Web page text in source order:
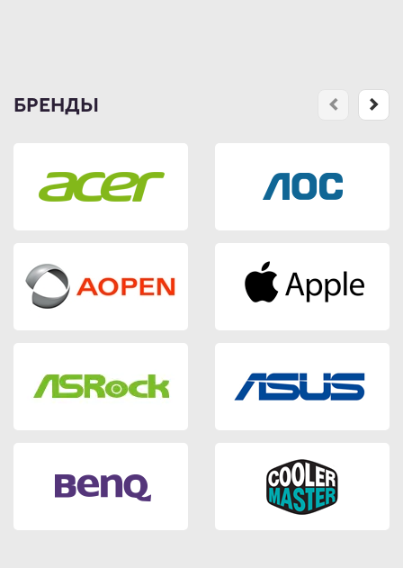
БРЕНДЫ